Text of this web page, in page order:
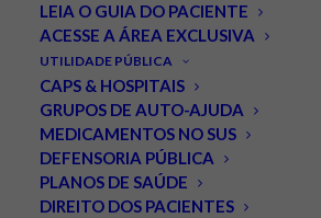
LEIA O GUIA DO PACIENTE
ACESSE A ÁREA EXCLUSIVA
UTILIDADE PÚBLICA
CAPS & HOSPITAIS
GRUPOS DE AUTO-AJUDA
MEDICAMENTOS NO SUS
DEFENSORIA PÚBLICA
PLANOS DE SAÚDE
DIREITO DOS PACIENTES
Obrigado Jô!
AGOSTO 5, 2022 | INBLOG
LEONARDO PALMEIRA